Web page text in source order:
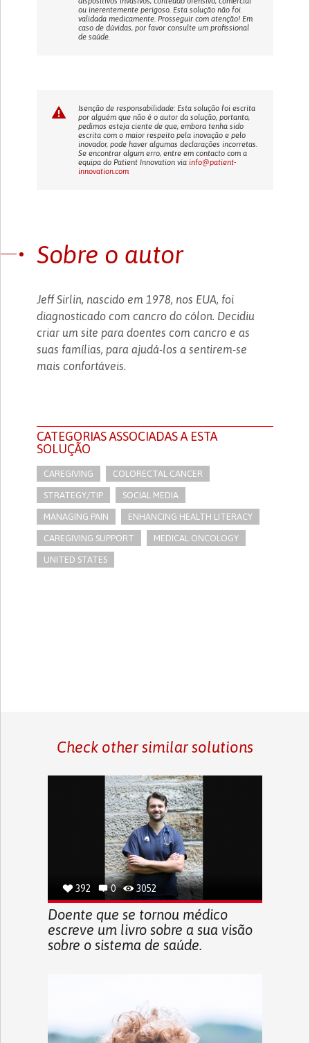
ou inerentemente perigoso. Esta solução não foi
validada medicamente. Prosseguir com atenção! Em
caso de dúvidas, por favor consulte um profissional
de saúde.
Isenção de responsabilidade: Esta solução foi escrita
por alguém que não é o autor da solução, portanto,
pedimos esteja ciente de que, embora tenha sido
escrita com o maior respeito pela inovação e pelo
inovador, pode haver algumas declarações incorretas.
Se encontrar algum erro, entre em contacto com a
equipa do Patient Innovation viainfo@patient-
innovation.com
Sobre o autor
Jeff Sirlin, nascido em 1978, nos EUA, foi
diagnosticado com cancro do cólon. Decidiu
criar um site para doentes com cancro e as
suas famílias, para ajudá-los a sentirem-se
mais confortáveis.
CATEGORIAS ASSOCIADAS A ESTA
SOLUÇÃO
CAREGIVING COLORECTAL CANCER
STRATEGY/TIP​ SOCIAL MEDIA
MANAGING PAIN ENHANCING HEALTH LITERACY
CAREGIVING SUPPORT MEDICAL ONCOLOGY
UNITED STATES
Check other similar solutions
392 0 3052
Doente que se tornou médico
escreve um livro sobre a sua visão
sobre o sistema de saúde.